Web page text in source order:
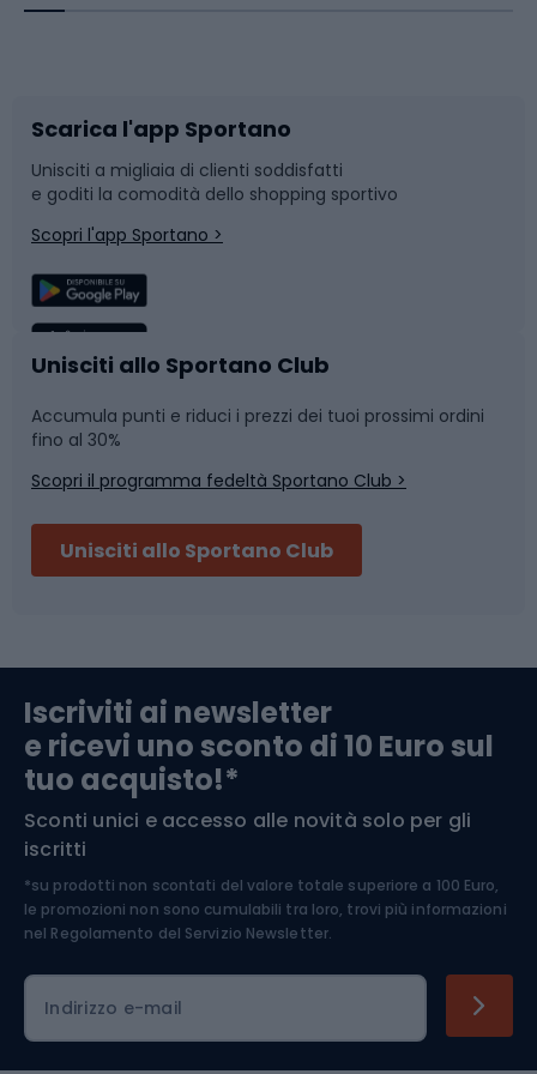
Bushcraft
Corsa
Sport di squadra
Caschi da ciclismo
Skitouring
Abbigliamento da escursionismo
Slitte e slittini
Snowboard
Camminata nordica
Nuoto
Pattinaggio
Componenti per biciclette
Arrampicata
Medicina dello sport
Abbigliamento ciclistico
Scarica l'app Sportano
Unisciti a migliaia di clienti soddisfatti
e goditi la comodità dello shopping sportivo
Scopri l'app Sportano >
Unisciti allo Sportano Club
Accumula punti e riduci i prezzi dei tuoi prossimi ordini
fino al 30%
Scopri il programma fedeltà Sportano Club >
Unisciti allo Sportano Club
Iscriviti ai newsletter
e ricevi uno sconto di 10 Euro sul
tuo acquisto!*
Sconti unici e accesso alle novità solo per gli
iscritti
*su prodotti non scontati del valore totale superiore a 100 Euro,
le promozioni non sono cumulabili tra loro, trovi più informazioni
nel Regolamento del Servizio Newsletter.
Indirizzo e-mail